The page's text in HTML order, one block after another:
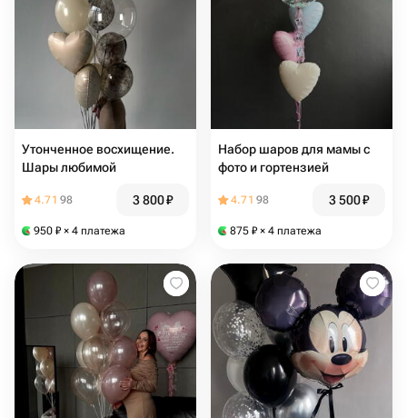
Утонченное восхищение.
Шары любимой
4.71 98 3 800₽
950 ₽ × 4 платежа
Набор шаров для мамы с
фото и гортензией
4.71 98 3 500₽
875 ₽ × 4 платежа